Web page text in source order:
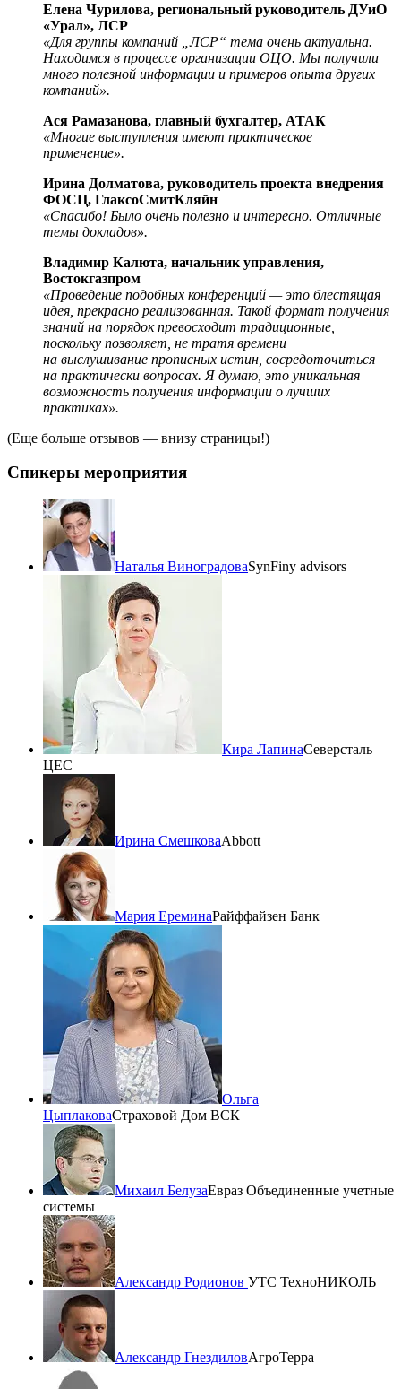
Елена Чурилова, региональный руководитель ДУиО
«Урал», ЛСР
«Для группы компаний „ЛСР“ тема очень актуальна.
Находимся в процессе организации ОЦО. Мы получили
много полезной информации и примеров опыта других
компаний».
Ася Рамазанова, главный бухгалтер, АТАК
«Многие выступления имеют практическое
применение».
Ирина Долматова, руководитель проекта внедрения
ФОСЦ, ГлаксоСмитКляйн
«Спасибо! Было очень полезно и интересно. Отличные
темы докладов».
Владимир Калюта, начальник управления,
Востокгазпром
«Проведение подобных конференций — это блестящая
идея, прекрасно реализованная. Такой формат получения
знаний на порядок превосходит традиционные,
поскольку позволяет, не тратя времени
на выслушивание прописных истин, сосредоточиться
на практически вопросах. Я думаю, это уникальная
возможность получения информации о лучших
практиках».
(Еще больше отзывов — внизу страницы!)
Спикеры мероприятия
Наталья ВиноградоваSynFiny advisors
Кира ЛапинаСеверсталь –
ЦЕС
Ирина СмешковаAbbott
Мария ЕреминаРайффайзен Банк
Ольга
ЦыплаковаСтраховой Дом ВСК
Михаил БелузаЕвраз Объединенные учетные
системы
Александр Родионов УТС ТехноНИКОЛЬ
Александр ГнездиловАгроТерра